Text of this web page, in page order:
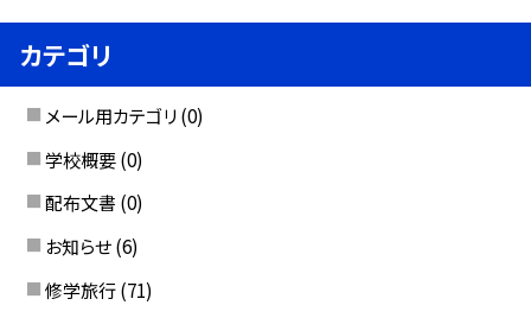
カテゴリ
メール用カテゴリ (0)
学校概要 (0)
配布文書 (0)
お知らせ (6)
修学旅行 (71)